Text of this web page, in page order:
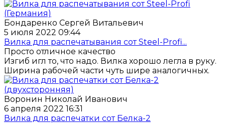
Бондаренко Сергей Витальевич
5 июля 2022 09:44
Вилка для распечатывания сот Steel-Profi...
Просто отличное качество
Изгиб игл то, что надо. Вилка хорошо легла в руку.
Ширина рабочей части чуть шире аналогичных.
Воронин Николай Иванович
6 апреля 2022 16:31
Вилка для распечатки сот Белка-2